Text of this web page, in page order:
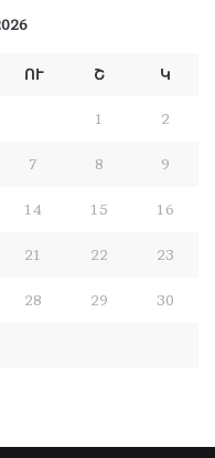
ՈՒ Շ Կ
1 2
7 8 9
14 15 16
21 22 23
28 29 30